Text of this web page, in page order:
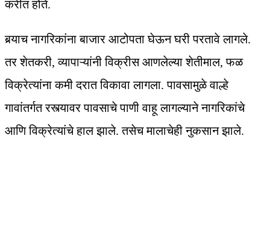
करीत होते.
बर्‍याच नागरिकांना बाजार आटोपता घेऊन घरी परतावे लागले.
तर शेतकरी, व्यापाऱ्यांनी विक्रीस आणलेल्या शेतीमाल, फळ
विक्रेत्यांना कमी दरात विकावा लागला. पावसामुळे वाल्हे
गावांतर्गत रस्त्यावर पावसाचे पाणी वाहू लागल्याने नागरिकांचे
आणि विक्रेत्यांचे हाल झाले. तसेच मालाचेही नुकसान झाले.